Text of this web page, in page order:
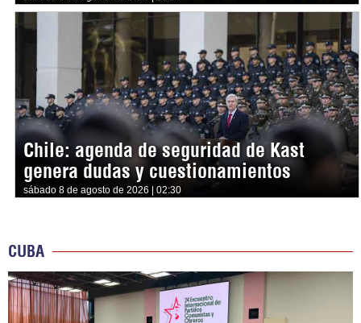
Chile: agenda de seguridad de Kast
genera dudas y cuestionamientos
sábado 8 de agosto de 2026 | 02:30
CUBA